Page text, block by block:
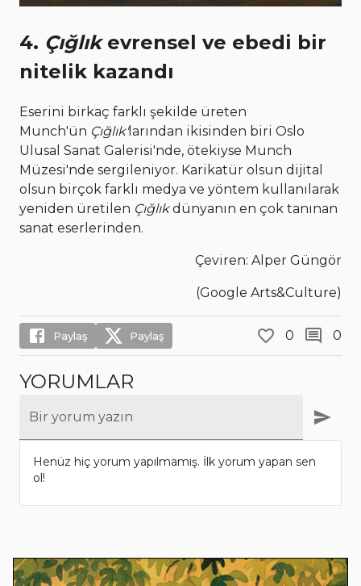
4. Çığlıkevrensel ve ebedi bir
nitelik kazandı
Eserini birkaç farklı şekilde üreten
Munch'ün Çığlık'larından ikisinden biri Oslo
Ulusal Sanat Galerisi'nde, ötekiyse Munch
Müzesi'nde sergileniyor. Karikatür olsun dijital
olsun birçok farklı medya ve yöntem kullanılarak
yeniden üretilen Çığlıkdünyanın en çok tanınan
sanat eserlerinden.
Çeviren: Alper Güngör
(Google Arts&Culture)
Paylaş Paylaş 0 0
YORUMLAR
Bir yorum yazın
Henüz hiç yorum yapılmamış. İlk yorum yapan sen
ol!